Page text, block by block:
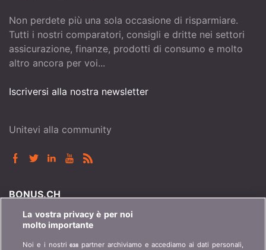
Non perdete più una sola occasione di risparmiare.
Tutti i nostri comparatori, consigli e dritte nei settori
assicurazione, finanze, prodotti di consumo e molto
altro ancora per voi...
Iscriversi alla nostra newsletter
Unitevi alla community
BONUS.CH
Chi è bonus.ch? Come funzionano i comparatori?
La vostra privacy è per noi
molto importante
Noi e i nostri638 partner archiviamo e accediamo ai dati personali,